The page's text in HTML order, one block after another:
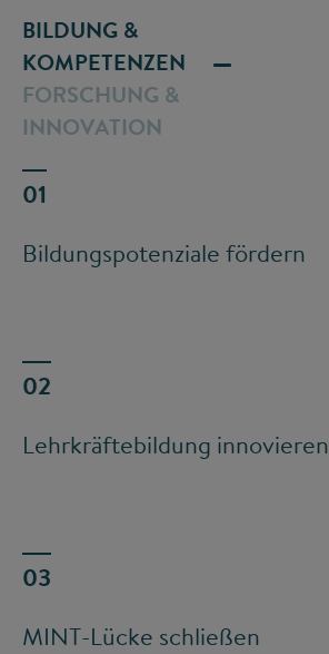
BILDUNG &
KOMPETENZEN
Bildungspotenziale fördern
Lehrkräftebildung innovieren
MINT-Lücke schließen
FORSCHUNG &
INNOVATION